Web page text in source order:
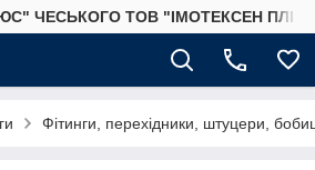
ЧЕСЬКОГО ТОВ "ІМОТЕКСЕН
Фітинги, перехідники, штуцери,